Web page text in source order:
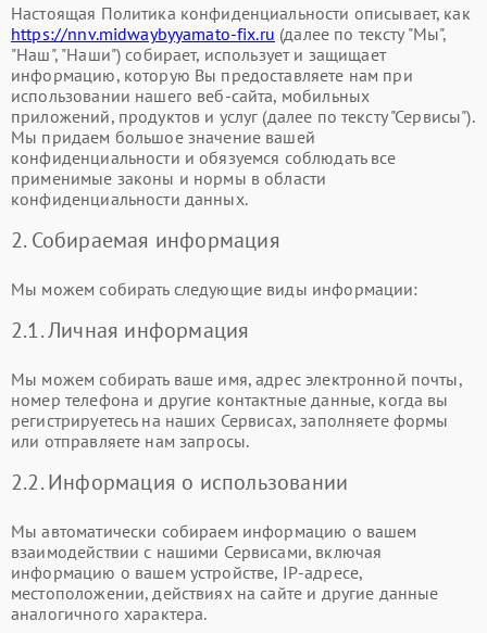
Настоящая Политика конфиденциальности описывает, как
https://nnv.midwaybyyamato-fix.ru (далее по тексту "Мы",
"Наш", "Наши") собирает, использует и защищает
информацию, которую Вы предоставляете нам при
использовании нашего веб-сайта, мобильных
приложений, продуктов и услуг (далее по тексту "Сервисы").
Мы придаем большое значение вашей
конфиденциальности и обязуемся соблюдать все
применимые законы и нормы в области
конфиденциальности данных.
2. Собираемая информация
Мы можем собирать следующие виды информации:
2.1. Личная информация
Мы можем собирать ваше имя, адрес электронной почты,
номер телефона и другие контактные данные, когда вы
регистрируетесь на наших Сервисах, заполняете формы
или отправляете нам запросы.
2.2. Информация о использовании
Мы автоматически собираем информацию о вашем
взаимодействии с нашими Сервисами, включая
информацию о вашем устройстве, IP-адресе,
местоположении, действиях на сайте и другие данные
аналогичного характера.